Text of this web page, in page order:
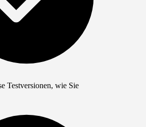
Testversionen, wie Sie